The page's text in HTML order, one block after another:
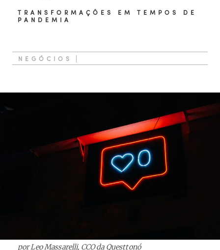
TRANSFORMAÇÕES EM TEMPOS DE
PANDEMIA
NEGÓCIOS
por Leo Massarelli, CCO da Questtonó